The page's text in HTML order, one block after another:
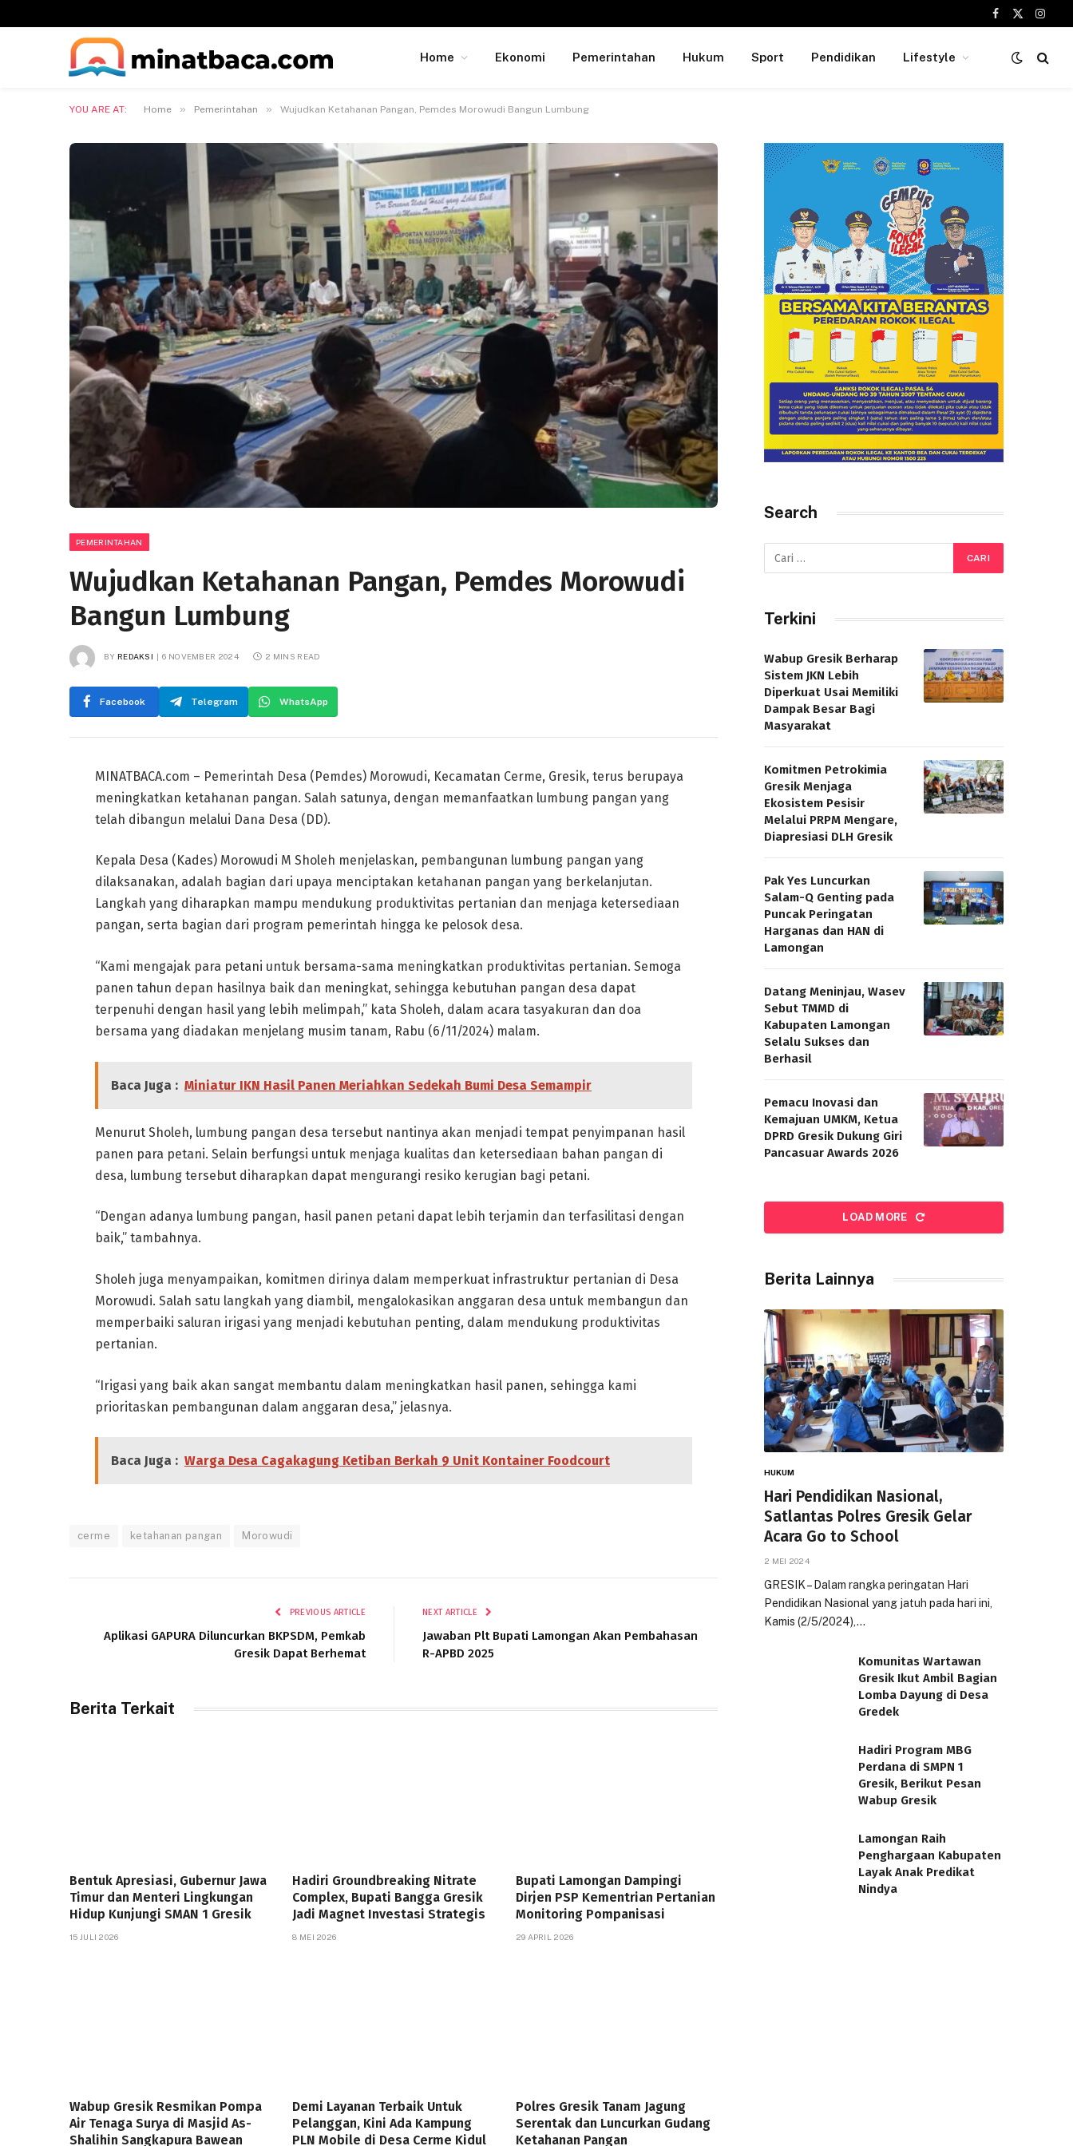
Facebook
X
Home Ekonomi Pemerintahan Hukum Sport Pendidikan Lifestyle
YOU ARE AT: Home » Pemerintahan » Wujudkan Ketahanan Pangan, Pemdes Morowudi Bangun Lumbung
PEMERINTAHAN
Wujudkan Ketahanan Pangan, Pemdes Morowudi
Bangun Lumbung
BY REDAKSI 6 NOVEMBER 2024 2 MINS READ
Facebook Telegram WhatsApp
MINATBACA.com – Pemerintah Desa (Pemdes) Morowudi, Kecamatan Cerme, Gresik, terus berupaya
meningkatkan ketahanan pangan. Salah satunya, dengan memanfaatkan lumbung pangan yang
telah dibangun melalui Dana Desa (DD).
Kepala Desa (Kades) Morowudi M Sholeh menjelaskan, pembangunan lumbung pangan yang
dilaksanakan, adalah bagian dari upaya menciptakan ketahanan pangan yang berkelanjutan.
Langkah yang diharapkan mampu mendukung produktivitas pertanian dan menjaga ketersediaan
pangan, serta bagian dari program pemerintah hingga ke pelosok desa.
“Kami mengajak para petani untuk bersama-sama meningkatkan produktivitas pertanian. Semoga
panen tahun depan hasilnya baik dan meningkat, sehingga kebutuhan pangan desa dapat
terpenuhi dengan hasil yang lebih melimpah,” kata Sholeh, dalam acara tasyakuran dan doa
bersama yang diadakan menjelang musim tanam, Rabu (6/11/2024) malam.
Baca Juga : Miniatur IKN Hasil Panen Meriahkan Sedekah Bumi Desa Semampir
Menurut Sholeh, lumbung pangan desa tersebut nantinya akan menjadi tempat penyimpanan hasil
panen para petani. Selain berfungsi untuk menjaga kualitas dan ketersediaan bahan pangan di
desa, lumbung tersebut diharapkan dapat mengurangi resiko kerugian bagi petani.
“Dengan adanya lumbung pangan, hasil panen petani dapat lebih terjamin dan terfasilitasi dengan
baik,” tambahnya.
Sholeh juga menyampaikan, komitmen dirinya dalam memperkuat infrastruktur pertanian di Desa
Morowudi. Salah satu langkah yang diambil, mengalokasikan anggaran desa untuk membangun dan
memperbaiki saluran irigasi yang menjadi kebutuhan penting, dalam mendukung produktivitas
pertanian.
“Irigasi yang baik akan sangat membantu dalam meningkatkan hasil panen, sehingga kami
prioritaskan pembangunan dalam anggaran desa,” jelasnya.
Baca Juga : Warga Desa Cagakagung Ketiban Berkah 9 Unit Kontainer Foodcourt
cerme ketahanan pangan Morowudi
PREVIOUS ARTICLE
Aplikasi GAPURA Diluncurkan BKPSDM, Pemkab
Gresik Dapat Berhemat
NEXT ARTICLE
Jawaban Plt Bupati Lamongan Akan Pembahasan
R-APBD 2025
Berita Terkait
Bentuk Apresiasi, Gubernur Jawa
Timur dan Menteri Lingkungan
Hidup Kunjungi SMAN 1 Gresik
15 JULI 2026
Hadiri Groundbreaking Nitrate
Complex, Bupati Bangga Gresik
Jadi Magnet Investasi Strategis
8 MEI 2026
Bupati Lamongan Dampingi
Dirjen PSP Kementrian Pertanian
Monitoring Pompanisasi
29 APRIL 2026
Wabup Gresik Resmikan Pompa
Air Tenaga Surya di Masjid As-
Shalihin Sangkapura Bawean
Demi Layanan Terbaik Untuk
Pelanggan, Kini Ada Kampung
PLN Mobile di Desa Cerme Kidul
Polres Gresik Tanam Jagung
Serentak dan Luncurkan Gudang
Ketahanan Pangan
Search
Terkini
Wabup Gresik Berharap
Sistem JKN Lebih
Diperkuat Usai Memiliki
Dampak Besar Bagi
Masyarakat
Komitmen Petrokimia
Gresik Menjaga
Ekosistem Pesisir
Melalui PRPM Mengare,
Diapresiasi DLH Gresik
Pak Yes Luncurkan
Salam-Q Genting pada
Puncak Peringatan
Harganas dan HAN di
Lamongan
Datang Meninjau, Wasev
Sebut TMMD di
Kabupaten Lamongan
Selalu Sukses dan
Berhasil
Pemacu Inovasi dan
Kemajuan UMKM, Ketua
DPRD Gresik Dukung Giri
Pancasuar Awards 2026
LOAD MORE
Berita Lainnya
HUKUM
Hari Pendidikan Nasional,
Satlantas Polres Gresik Gelar
Acara Go to School
2 MEI 2024
GRESIK – Dalam rangka peringatan Hari
Pendidikan Nasional yang jatuh pada hari ini,
Kamis (2/5/2024),…
Komunitas Wartawan
Gresik Ikut Ambil Bagian
Lomba Dayung di Desa
Gredek
Hadiri Program MBG
Perdana di SMPN 1
Gresik, Berikut Pesan
Wabup Gresik
Lamongan Raih
Penghargaan Kabupaten
Layak Anak Predikat
Nindya